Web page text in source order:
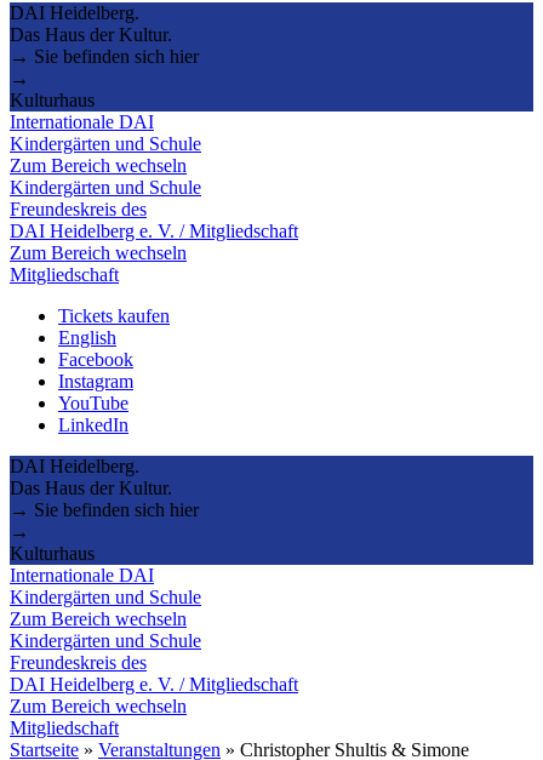
DAI Heidelberg.
Das Haus der Kultur.
→ Sie befinden sich hier
→
Kulturhaus
Internationale DAI
Kindergärten und Schule
Zum Bereich wechseln
Kindergärten und Schule
Freundeskreis des
DAI Heidelberg e. V. / Mitgliedschaft
Zum Bereich wechseln
Mitgliedschaft
Tickets kaufen
English
Facebook
Instagram
YouTube
LinkedIn
DAI Heidelberg.
Das Haus der Kultur.
→ Sie befinden sich hier
→
Kulturhaus
Internationale DAI
Kindergärten und Schule
Zum Bereich wechseln
Kindergärten und Schule
Freundeskreis des
DAI Heidelberg e. V. / Mitgliedschaft
Zum Bereich wechseln
Mitgliedschaft
Startseite » Veranstaltungen » Christopher Shultis & Simone